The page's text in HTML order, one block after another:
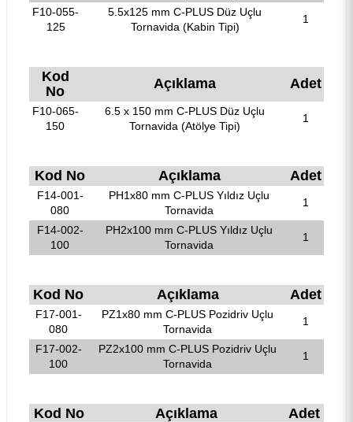
F10-055-
125
5.5x125 mm C-PLUS Düz Uçlu
Tornavida (Kabin Tipi)
1
Kod
No
Açıklama Adet
F10-065-
150
6.5 x 150 mm C-PLUS Düz Uçlu
Tornavida (Atölye Tipi)
1
Kod No Açıklama Adet
F14-001-
080
PH1x80 mm C-PLUS Yıldız Uçlu
Tornavida
1
F14-002-
100
PH2x100 mm C-PLUS Yıldız Uçlu
Tornavida
1
Kod No Açıklama Adet
F17-001-
080
PZ1x80 mm C-PLUS Pozidriv Uçlu
Tornavida
1
F17-002-
100
PZ2x100 mm C-PLUS Pozidriv Uçlu
Tornavida
1
Kod No Açıklama Adet